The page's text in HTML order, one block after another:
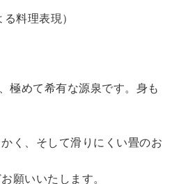
料理表現）
極めて希有な源泉です。身も
く、そして滑りにくい畳のお
願いいたします。